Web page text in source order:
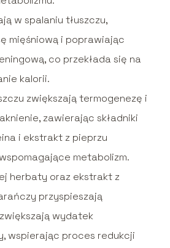
w spalaniu tłuszczu,
mięśniową i poprawiając
co przekłada się na
kalorii.
zwiększają termogenezę i
zawierając składniki
i ekstrakt z pieprzu
metabolizm.
herbaty oraz ekstrakt z
przyspieszają
wydatek
wspierając proces redukcji